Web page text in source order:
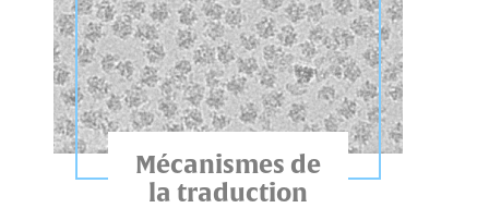
Mécanismes de
la traduction